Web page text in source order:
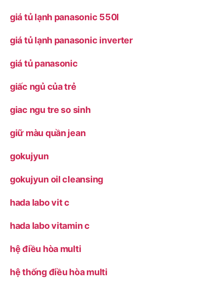
giá tủ lạnh panasonic 550l
giá tủ lạnh panasonic inverter
giá tủ panasonic
giấc ngủ của trẻ
giac ngu tre so sinh
giữ màu quần jean
gokujyun
gokujyun oil cleansing
hada labo vit c
hada labo vitamin c
hệ điều hòa multi
hệ thống điều hòa multi